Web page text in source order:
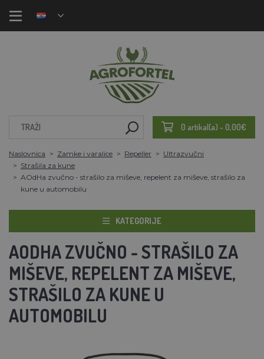
0 artikal(a) - 0,00€
Naslovnica Zamke i varalice Repeller
Ultrazvučni
Strašila za kune
AOdHa zvučno - strašilo za miševe, repelent za miševe, strašilo za
kune u automobilu
KATEGORIJE
AODHA ZVUČNO - STRAŠILO ZA
MIŠEVE, REPELENT ZA MIŠEVE,
STRAŠILO ZA KUNE U
AUTOMOBILU